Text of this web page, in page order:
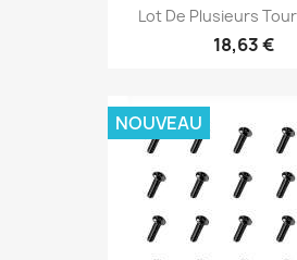
Lot De Plusieurs
18,63 €
NOUVEAU